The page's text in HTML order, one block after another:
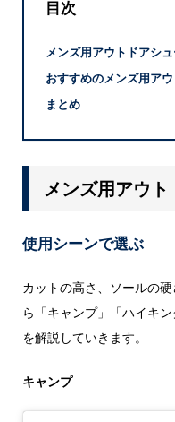
目次
メンズ用アウトドアシ
おすすめのメンズ用ア
まとめ
メンズ用アウ
使用シーンで選ぶ
カットの高さ、ソールの
ら「キャンプ」「ハイキ
を解説していきます。
キャンプ